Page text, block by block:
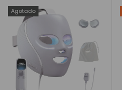
Agotado